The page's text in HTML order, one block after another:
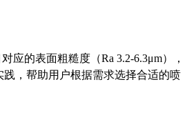
应的表面粗糙度（Ra 3.2-6.3μm），
，帮助用户根据需求选择合适的喷